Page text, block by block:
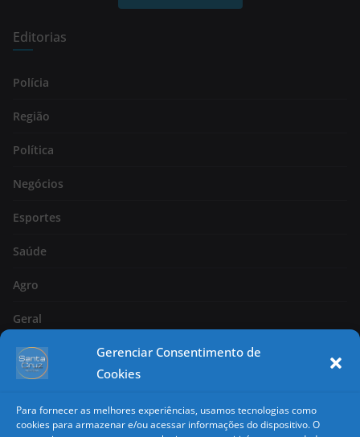
Gerenciar Consentimento de
Cookies
Para fornecer as melhores experiências, usamos tecnologias como
cookies para armazenar e/ou acessar informações do dispositivo. O
Editorias
Polícia
Região
Política
Negócios
Esportes
Saúde
Agro
Geral
Página 2
Classificados